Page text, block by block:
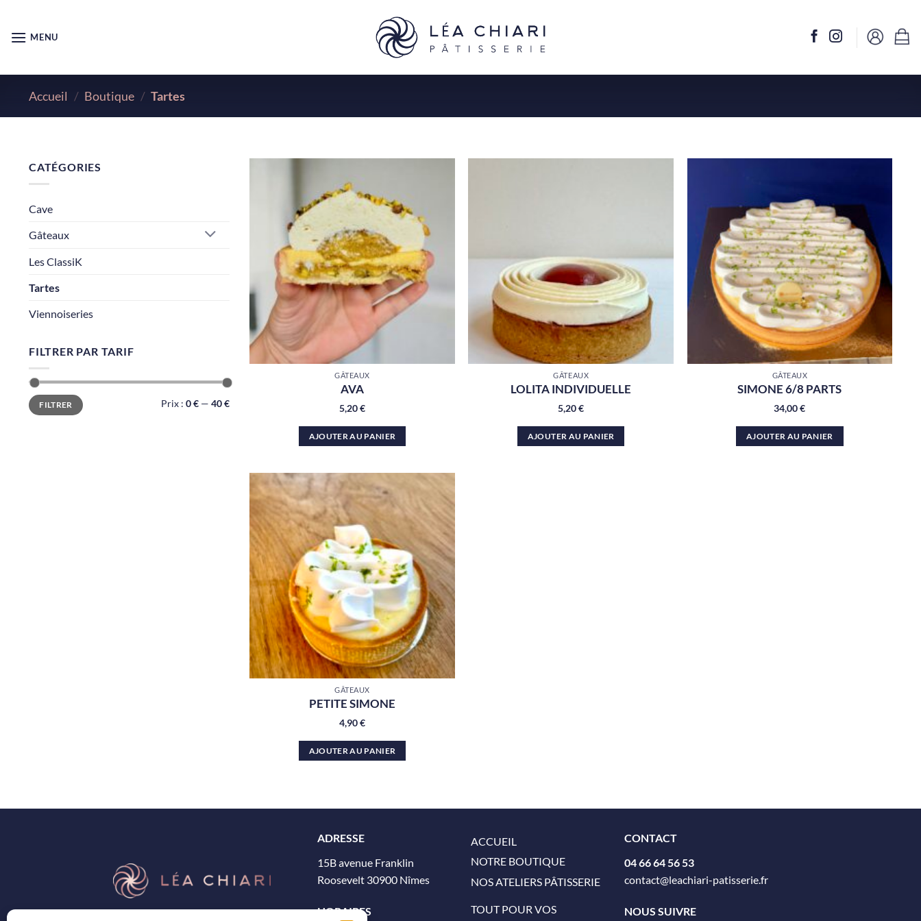
contenuMENU
Accueil / Boutique / Tartes
CATÉGORIES
Cave
Gâteaux
Les ClassiK
Tartes
Viennoiseries
FILTRER PAR TARIF
Prix
min
Prix
maxFILTRER Prix : 0 €— 40 €
de
souhaits
GÂTEAUX
AVA
5,20€
AJOUTER AU PANIER
GÂTEAUX
LOLITA INDIVIDUELLE
5,20€
AJOUTER AU PANIER
à la liste
de
souhaits
GÂTEAUX
SIMONE 6/8 PARTS
34,00€
AJOUTER AU PANIER
Ajouter
à la liste
de
souhaits
GÂTEAUX
PETITE SIMONE
4,90€
AJOUTER AU PANIER
ADRESSE
15B avenue Franklin
Roosevelt 30900 Nîmes
HORAIRES
ACCUEIL
NOTRE BOUTIQUE
NOS ATELIERS PÂTISSERIE
TOUT POUR VOS
CONTACT
04 66 64 56 53
contact@leachiari-patisserie.fr
NOUS SUIVRE